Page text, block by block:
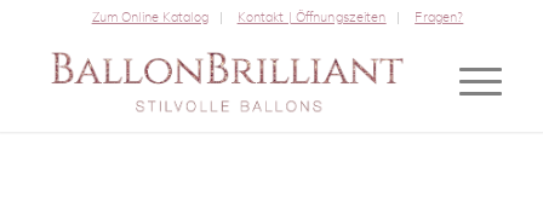
Zum Online Katalog Kontakt | Öffnungszeiten Fragen?